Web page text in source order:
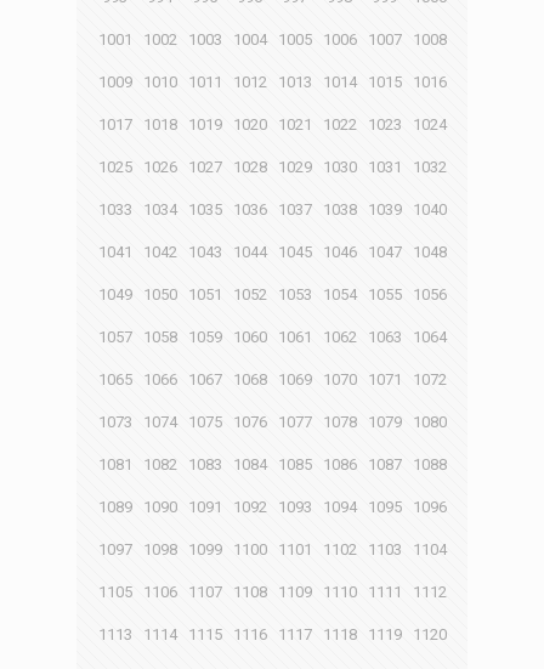
1001 1002 1003 1004 1005 1006 1007 1008
1009 1010 1011 1012 1013 1014 1015 1016
1017 1018 1019 1020 1021 1022 1023 1024
1025 1026 1027 1028 1029 1030 1031 1032
1033 1034 1035 1036 1037 1038 1039 1040
1041 1042 1043 1044 1045 1046 1047 1048
1049 1050 1051 1052 1053 1054 1055 1056
1057 1058 1059 1060 1061 1062 1063 1064
1065 1066 1067 1068 1069 1070 1071 1072
1073 1074 1075 1076 1077 1078 1079 1080
1081 1082 1083 1084 1085 1086 1087 1088
1089 1090 1091 1092 1093 1094 1095 1096
1097 1098 1099 1100 1101 1102 1103 1104
1105 1106 1107 1108 1109 1110 1111 1112
1113 1114 1115 1116 1117 1118 1119 1120